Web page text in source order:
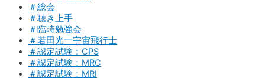
＃総会
＃聴き上手
＃臨時勉強会
＃若田光一宇宙飛行士
＃認定試験：CPS
＃認定試験：MRC
＃認定試験：MRI